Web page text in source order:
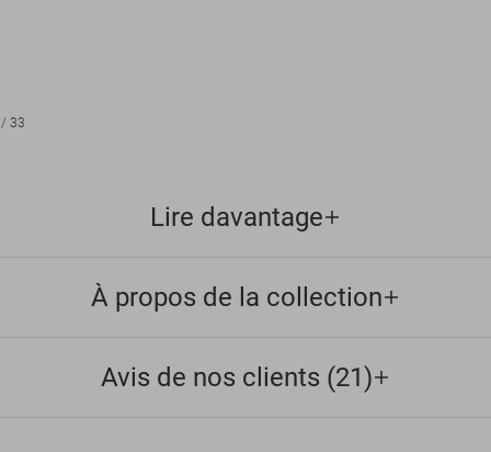
33
Lire davantage
À propos de la collection
Avis de nos clients (21)